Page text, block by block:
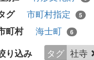
グ 市町村指定 5
町村
海士町 6
り込み タグ 社寺